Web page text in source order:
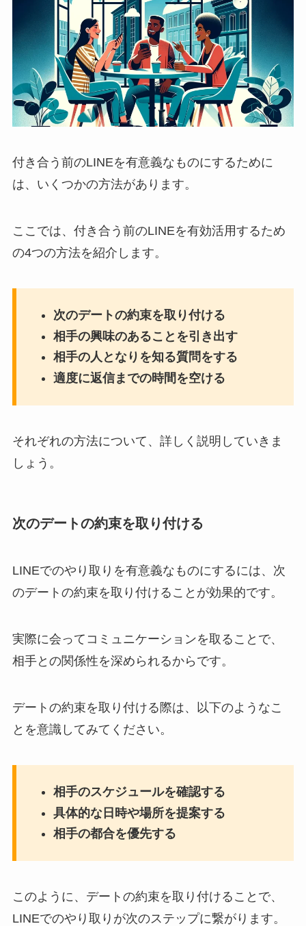
付き合う前のLINEを有意義なものにするために
は、いくつかの方法があります。
ここでは、付き合う前のLINEを有効活用するため
の4つの方法を紹介します。
次のデートの約束を取り付ける
相手の興味のあることを引き出す
相手の人となりを知る質問をする
適度に返信までの時間を空ける
それぞれの方法について、詳しく説明していきま
しょう。
次のデートの約束を取り付ける
LINEでのやり取りを有意義なものにするには、次
のデートの約束を取り付けることが効果的です。
実際に会ってコミュニケーションを取ることで、
相手との関係性を深められるからです。
デートの約束を取り付ける際は、以下のようなこ
とを意識してみてください。
相手のスケジュールを確認する
具体的な日時や場所を提案する
相手の都合を優先する
このように、デートの約束を取り付けることで、
LINEでのやり取りが次のステップに繋がります。